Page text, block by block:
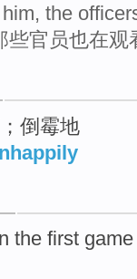
the
些官员也在观
倒霉地
the first game